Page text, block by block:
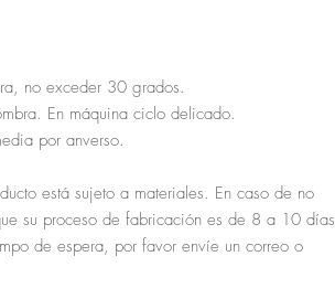
no exceder 30 grados.
En máquina ciclo delicado.
por anverso.
está sujeto a materiales. En caso de no
su proceso de fabricación es de 8 a 10 días
de espera, por favor envíe un correo o